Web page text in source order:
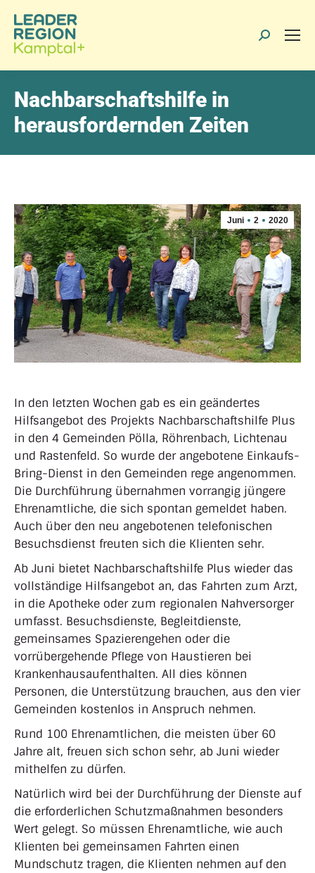
Search:
Nachbarschaftshilfe in
herausfordernden Zeiten
Juni 2 2020
In den letzten Wochen gab es ein geändertes
Hilfsangebot des Projekts Nachbarschaftshilfe Plus
in den 4 Gemeinden Pölla, Röhrenbach, Lichtenau
und Rastenfeld. So wurde der angebotene Einkaufs-
Bring-Dienst in den Gemeinden rege angenommen.
Die Durchführung übernahmen vorrangig jüngere
Ehrenamtliche, die sich spontan gemeldet haben.
Auch über den neu angebotenen telefonischen
Besuchsdienst freuten sich die Klienten sehr.
Ab Juni bietet Nachbarschaftshilfe Plus wieder das
vollständige Hilfsangebot an, das Fahrten zum Arzt,
in die Apotheke oder zum regionalen Nahversorger
umfasst. Besuchsdienste, Begleitdienste,
gemeinsames Spazierengehen oder die
vorrübergehende Pflege von Haustieren bei
Krankenhausaufenthalten. All dies können
Personen, die Unterstützung brauchen, aus den vier
Gemeinden kostenlos in Anspruch nehmen.
Rund 100 Ehrenamtlichen, die meisten über 60
Jahre alt, freuen sich schon sehr, ab Juni wieder
mithelfen zu dürfen.
Natürlich wird bei der Durchführung der Dienste auf
die erforderlichen Schutzmaßnahmen besonders
Wert gelegt. So müssen Ehrenamtliche, wie auch
Klienten bei gemeinsamen Fahrten einen
Mundschutz tragen, die Klienten nehmen auf den